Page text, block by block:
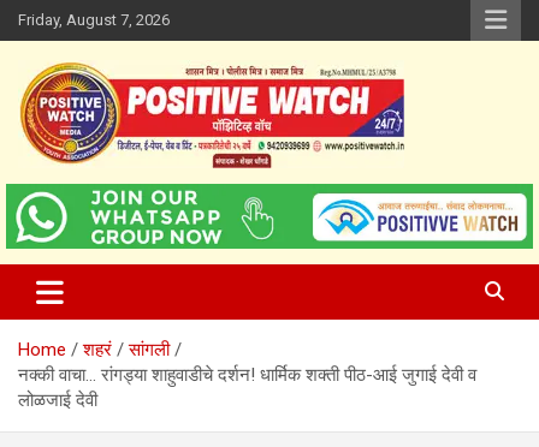
Skip
to
content
Friday, August 7, 2026
Positive Watch
www.positivewatch.in
Home शहरं
सांगली
नक्की वाचा… रांगड्या शाहुवाडीचे दर्शन! धार्मिक शक्ती पीठ-आई जुगाई देवी व
लोळजाई देवी